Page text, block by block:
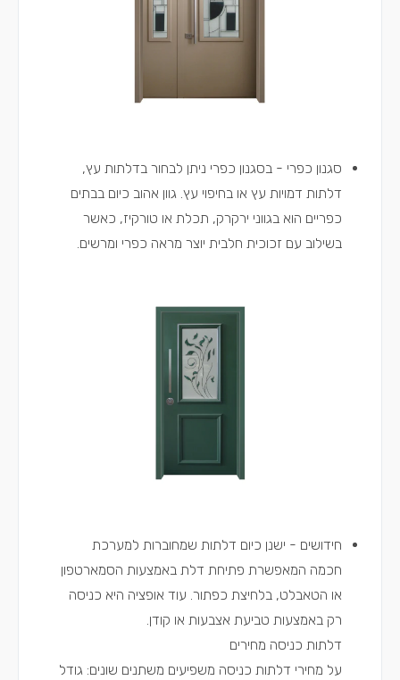
סגנון כפרי - בסגנון כפרי ניתן לבחור בדלתות עץ,
דלתות דמויות עץ או בחיפוי עץ. גוון אהוב כיום בבתים
כפריים הוא בגווני ירקרק, תכלת או טורקיז, כאשר
בשילוב עם זכוכית חלבית יוצר מראה כפרי ומרשים.
חידושים - ישנן כיום דלתות שמחוברות למערכת
חכמה המאפשרת פתיחת דלת באמצעות הסמארטפון
או הטאבלט, בלחיצת כפתור. עוד אופציה היא כניסה
רק באמצעות טביעת אצבעות או קודן.
דלתות כניסה מחירים
על מחירי דלתות כניסה משפיעים משתנים שונים: גודל